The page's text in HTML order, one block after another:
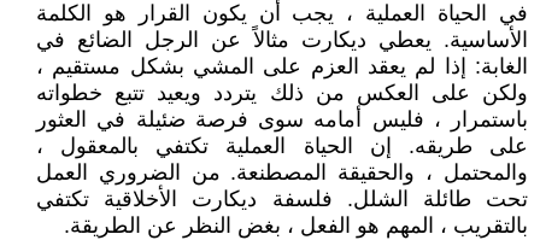
في الحياة العملية ، يجب أن يكون القرار هو الكلمة
الأساسية. يعطي ديكارت مثالاً عن الرجل الضائع في
الغابة: إذا لم يعقد العزم على المشي بشكل مستقيم ،
ولكن على العكس من ذلك يتردد ويعيد تتبع خطواته
باستمرار ، فليس أمامه سوى فرصة ضئيلة في العثور
على طريقه. إن الحياة العملية تكتفي بالمعقول ،
والمحتمل ، والحقيقة المصطنعة. من الضروري العمل
تحت طائلة الشلل. فلسفة ديكارت الأخلاقية تكتفي
بالتقريب ، المهم هو الفعل ، بغض النظر عن الطريقة.